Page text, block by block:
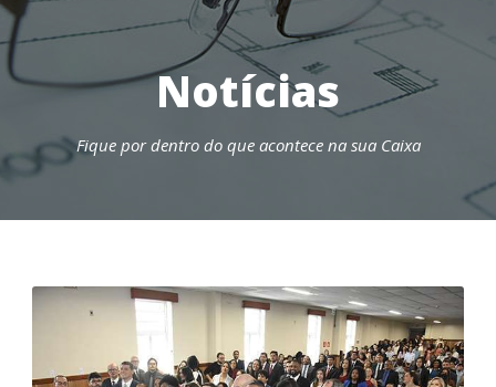
Notícias
Fique por dentro do que acontece na sua Caixa